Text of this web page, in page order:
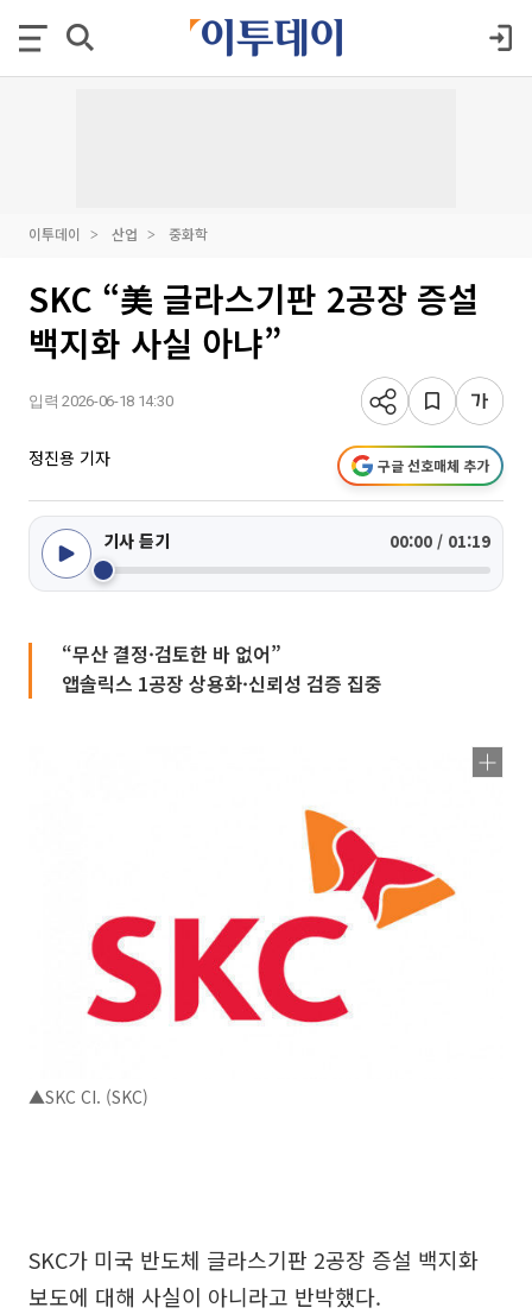
이투데이 산업 중화학
SKC “美 글라스기판 2공장 증설
백지화 사실 아냐”
입력 2026-06-18 14:30
정진용 기자 구글 선호매체 추가
기사 듣기 00:00 / 01:19
“무산 결정·검토한 바 없어”
앱솔릭스 1공장 상용화·신뢰성 검증 집중
▲SKC CI. (SKC)
SKC가 미국 반도체 글라스기판 2공장 증설 백지화
보도에 대해 사실이 아니라고 반박했다.